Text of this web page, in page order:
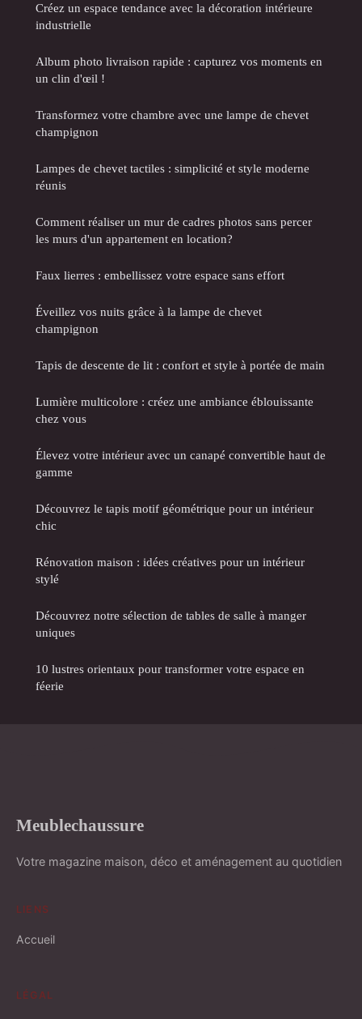
Créez un espace tendance avec la décoration intérieure
industrielle
Album photo livraison rapide : capturez vos moments en
un clin d'œil !
Transformez votre chambre avec une lampe de chevet
champignon
Lampes de chevet tactiles : simplicité et style moderne
réunis
Comment réaliser un mur de cadres photos sans percer
les murs d'un appartement en location?
Faux lierres : embellissez votre espace sans effort
Éveillez vos nuits grâce à la lampe de chevet
champignon
Tapis de descente de lit : confort et style à portée de main
Lumière multicolore : créez une ambiance éblouissante
chez vous
Élevez votre intérieur avec un canapé convertible haut de
gamme
Découvrez le tapis motif géométrique pour un intérieur
chic
Rénovation maison : idées créatives pour un intérieur
stylé
Découvrez notre sélection de tables de salle à manger
uniques
10 lustres orientaux pour transformer votre espace en
féerie
Meublechaussure
Votre magazine maison, déco et aménagement au quotidien
LIENS
Accueil
LÉGAL